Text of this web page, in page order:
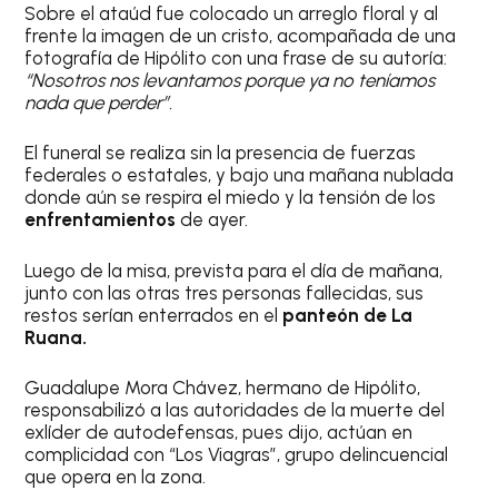
Sobre el ataúd fue colocado un arreglo floral y al
frente la imagen de un cristo, acompañada de una
fotografía de Hipólito con una frase de su autoría:
“Nosotros nos levantamos porque ya no teníamos
nada que perder”.
El funeral se realiza sin la presencia de fuerzas
federales o estatales, y bajo una mañana nublada
donde aún se respira el miedo y la tensión de los
enfrentamientos de ayer.
Luego de la misa, prevista para el día de mañana,
junto con las otras tres personas fallecidas, sus
restos serían enterrados en el panteón de La
Ruana.
Guadalupe Mora Chávez, hermano de Hipólito,
responsabilizó a las autoridades de la muerte del
exlíder de autodefensas, pues dijo, actúan en
complicidad con “Los Viagras”, grupo delincuencial
que opera en la zona.